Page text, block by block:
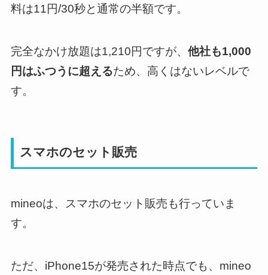
料は11円/30秒と通常の半額です。
完全なかけ放題は1,210円ですが、 他社も1,000
円はふつうに超えるため、高くはないレベルで
す。
スマホのセット販売
mineoは、スマホのセット販売も行っていま
す。
ただ、iPhone15が発売された時点でも、mineo